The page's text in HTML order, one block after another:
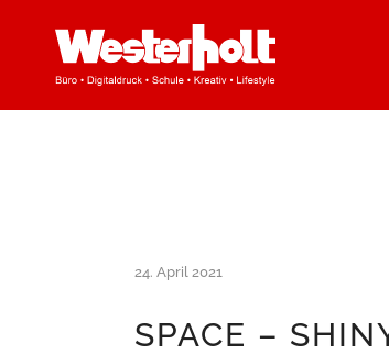
24. April 2021
SPACE –